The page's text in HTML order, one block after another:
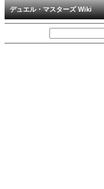
デュエル・マスターズ Wiki